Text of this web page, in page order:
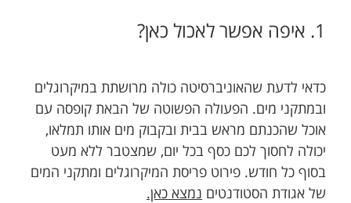
1. איפה אפשר לאכול כאן?
כדאי לדעת שהאוניברסיטה כולה מרושתת במיקרוגלים
ובמתקני מים. הפעולה הפשוטה של הבאת קופסה עם
אוכל שהכנתם מראש בבית ובקבוק מים אותו תמלאו,
יכולה לחסוך לכם כסף בכל יום, שמצטבר ללא מעט
בסוף כל חודש. פירוט פריסת המיקרוגלים ומתקני המים
של אגודת הסטודנטים נמצא כאן.